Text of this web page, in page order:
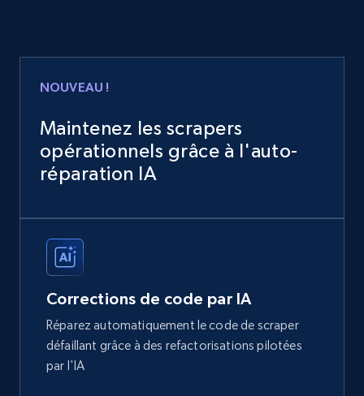
NOUVEAU !
Maintenez les scrapers
opérationnels grâce à l'auto-
réparation IA
Corrections de code par IA
Réparez automatiquement le code de scraper
défaillant grâce à des refactorisations pilotées
par l'IA